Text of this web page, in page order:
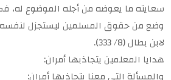
سعايته ما يعوضه من أجله الموضوع له،
وضع من حقوق المسلمين ليستجزل
لابن بطال (8/ 333).
هدايا المعلمين يتجاذبها أمران:
والمسألة التي معنا يتجاذبها أمران: